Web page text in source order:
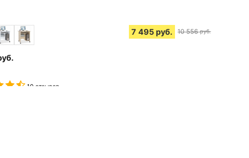
10 отзывов
7 495 руб. 10 556 руб.